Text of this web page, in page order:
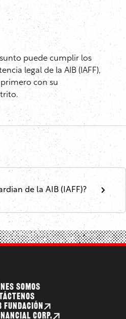
puede cumplir los
legal de la AIB (IAFF),
con su
de la AIB (IAFF)?
SOMOS
FUNDACIÓN
CORP.